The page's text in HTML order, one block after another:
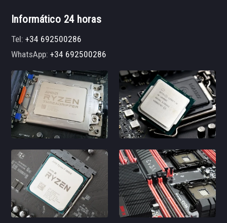
Informático 24 horas
Tel:+34 692500286
WhatsApp:+34 692500286